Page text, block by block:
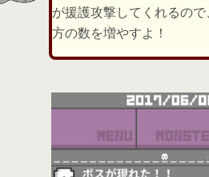
が援護攻撃してくれるの
方の数を増やすよ！